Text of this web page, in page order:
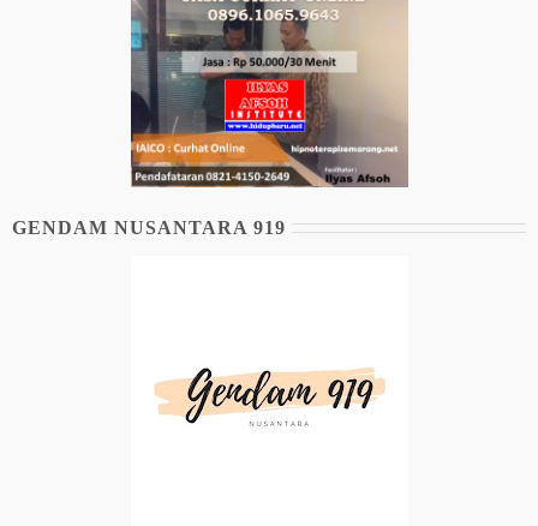
GENDAM NUSANTARA 919